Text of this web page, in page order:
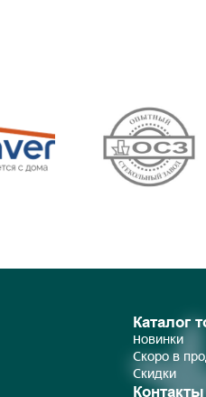
Каталог
Новинки
Скоро в
Скидки
Контакты